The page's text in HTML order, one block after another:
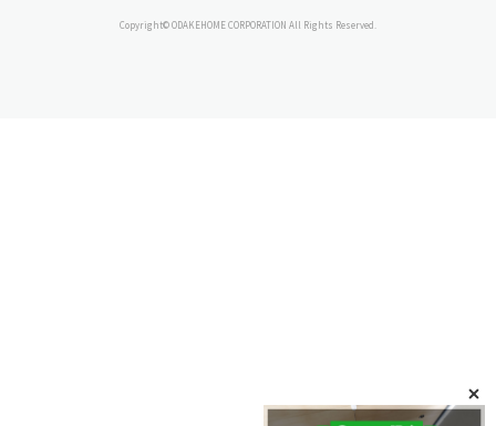
Copyright© ODAKEHOME CORPORATION All Rights Reserved.